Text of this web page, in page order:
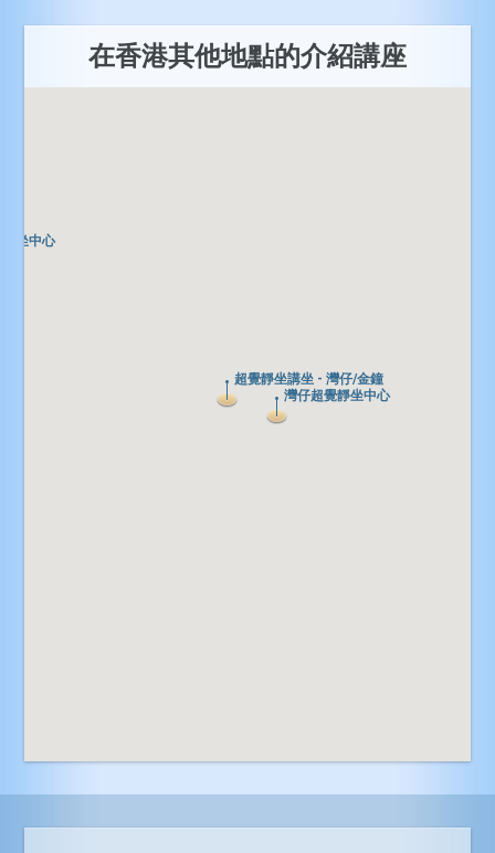
在香港其他地點的介紹講座
坐中心
超覺靜坐講坐 - 灣仔/金鐘
灣仔超覺靜坐中心
坐中心
超覺靜坐講坐 - 灣仔/金鐘
灣仔超覺靜坐中心